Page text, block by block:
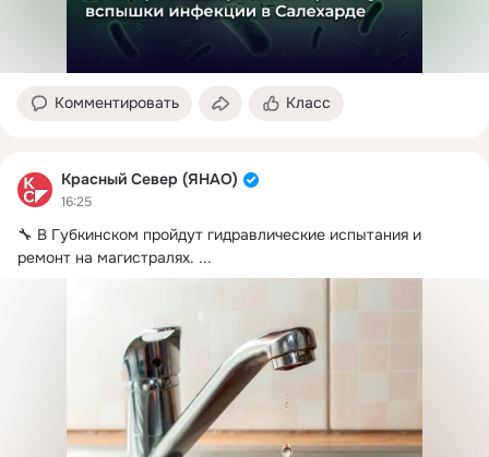
Комментировать Класс
Красный Север (ЯНАО)
16:25
🔧 В Губкинском пройдут гидравлические испытания и
ремонт на магистралях. ...